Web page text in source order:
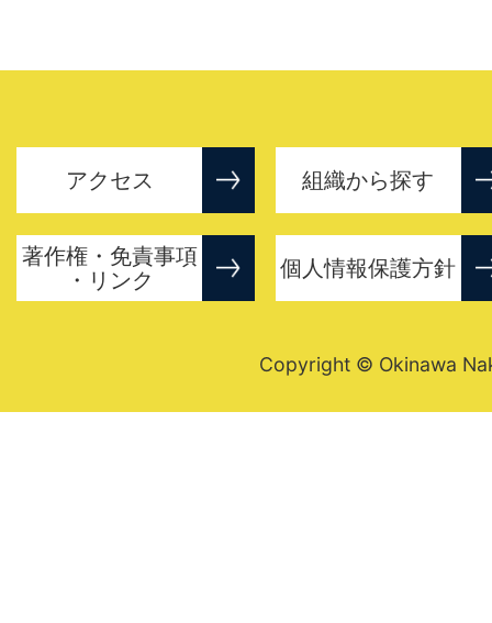
アクセス 組織から探す
著作権・免責事項
・リンク
個人情報保護方針
Copyright © Okinawa